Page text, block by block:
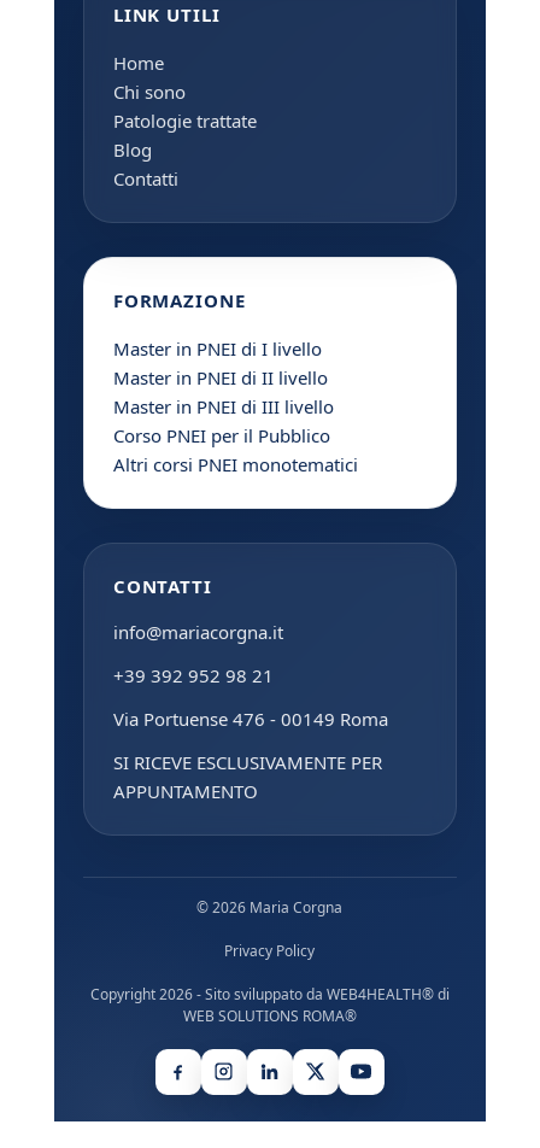
LINK UTILI
Home
Chi sono
Patologie trattate
Blog
Contatti
FORMAZIONE
Master in PNEI di I livello
Master in PNEI di II livello
Master in PNEI di III livello
Corso PNEI per il Pubblico
Altri corsi PNEI monotematici
CONTATTI
info@mariacorgna.it
+39 392 952 98 21
Via Portuense 476 - 00149 Roma
SI RICEVE ESCLUSIVAMENTE PER
APPUNTAMENTO
© 2026 Maria Corgna
Privacy Policy
Copyright 2026 - Sito sviluppato da WEB4HEALTH®di
WEB SOLUTIONS ROMA®